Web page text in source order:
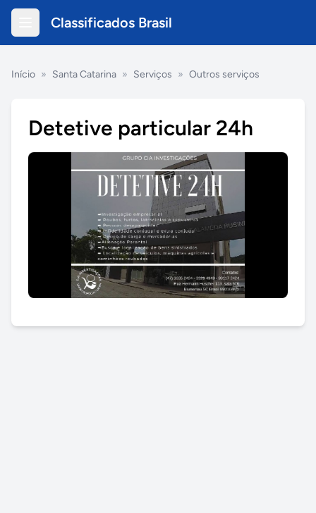
Classificados Brasil
Início » Santa Catarina » Serviços » Outros serviços
Detetive particular 24h